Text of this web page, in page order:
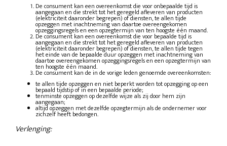
De consument kan een overeenkomst die voor onbepaalde tijd is
aangegaan en die strekt tot het geregeld afleveren van producten
(elektriciteit daaronder begrepen) of diensten, te allen tijde
opzeggen met inachtneming van daartoe overeengekomen
opzeggingsregels en een opzegtermijn van ten hoogste één maand.
De consument kan een overeenkomst die voor bepaalde tijd is
aangegaan en die strekt tot het geregeld afleveren van producten
(elektriciteit daaronder begrepen) of diensten, te allen tijde tegen
het einde van de bepaalde duur opzeggen met inachtneming van
daartoe overeengekomen opzeggingsregels en een opzegtermijn van
ten hoogste één maand.
De consument kan de in de vorige leden genoemde overeenkomsten:
te allen tijde opzeggen en niet beperkt worden tot opzegging op een
bepaald tijdstip of in een bepaalde periode;
tenminste opzeggen op dezelfde wijze als zij door hem zijn
aangegaan;
altijd opzeggen met dezelfde opzegtermijn als de ondernemer voor
zichzelf heeft bedongen.
Verlenging: